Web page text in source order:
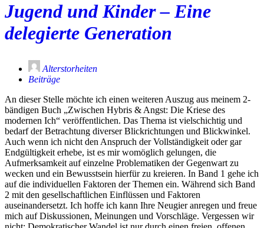
Hybris
Angst
Krise
des
Ich
Jugend und Kinder – Eine
delegierte Generation
Alterstorheiten
Beiträge
An dieser Stelle möchte ich einen weiteren Auszug aus meinem 2-
bändigen Buch „Zwischen Hybris & Angst: Die Kriese des
modernen Ich“ veröffentlichen. Das Thema ist vielschichtig und
bedarf der Betrachtung diverser Blickrichtungen und Blickwinkel.
Auch wenn ich nicht den Anspruch der Vollständigkeit oder gar
Endgültigkeit erhebe, ist es mir womöglich gelungen, die
Aufmerksamkeit auf einzelne Problematiken der Gegenwart zu
wecken und ein Bewusstsein hierfür zu kreieren. In Band 1 gehe ich
auf die individuellen Faktoren der Themen ein. Während sich Band
2 mit den gesellschaftlichen Einflüssen und Faktoren
auseinandersetzt. Ich hoffe ich kann Ihre Neugier anregen und freue
mich auf Diskussionen, Meinungen und Vorschläge. Vergessen wir